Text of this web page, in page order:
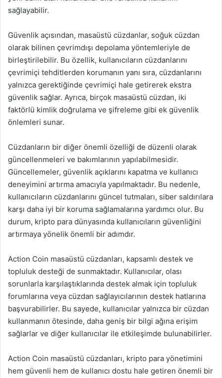
sağlayabilir.
Güvenlik açısından, masaüstü cüzdanlar, soğuk cüzdan
olarak bilinen çevrimdışı depolama yöntemleriyle de
birleştirilebilir. Bu özellik, kullanıcıların cüzdanlarını
çevrimiçi tehditlerden korumanın yanı sıra, cüzdanlarını
yalnızca gerektiğinde çevrimiçi hale getirerek ekstra
güvenlik sağlar. Ayrıca, birçok masaüstü cüzdan, iki
faktörlü kimlik doğrulama ve şifreleme gibi ek güvenlik
önlemleri sunar.
Cüzdanların bir diğer önemli özelliği de düzenli olarak
güncellenmeleri ve bakımlarının yapılabilmesidir.
Güncellemeler, güvenlik açıklarını kapatma ve kullanıcı
deneyimini artırma amacıyla yapılmaktadır. Bu nedenle,
kullanıcıların cüzdanlarını güncel tutmaları, siber saldırılara
karşı daha iyi bir koruma sağlamalarına yardımcı olur. Bu
durum, kripto para dünyasında kullanıcıların güvenliğini
artırmaya yönelik önemli bir adımdır.
Action Coin masaüstü cüzdanları, kapsamlı destek ve
topluluk desteği de sunmaktadır. Kullanıcılar, olası
sorunlarla karşılaştıklarında destek almak için topluluk
forumlarına veya cüzdan sağlayıcılarının destek hatlarına
başvurabilirler. Bu sayede, kullanıcılar yalnızca bir cüzdan
kullanmanın ötesinde, daha geniş bir bilgi ağına erişim
sağlarlar ve diğer kullanıcılar ile etkileşimde bulunabilirler.
Action Coin masaüstü cüzdanları, kripto para yönetimini
hem güvenli hem de kullanıcı dostu hale getiren önemli bir